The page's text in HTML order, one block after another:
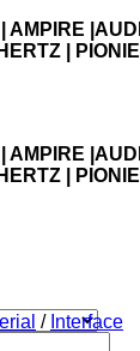
AMPIRE
|
AMPIRE
|
/ Interface